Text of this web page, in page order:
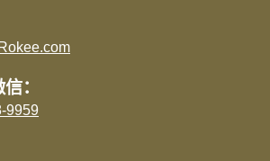
：
9959